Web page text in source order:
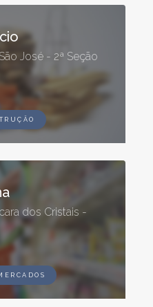
José - 2ª Seção
dos Cristais -